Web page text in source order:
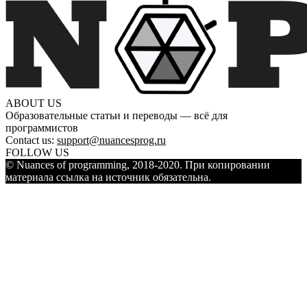
ABOUT US
Образовательные статьи и переводы — всё для
программистов
Contact us: support@nuancesprog.ru
FOLLOW US
© Nuances of programming, 2018-2020. При копировании
материала ссылка на источник обязательна.